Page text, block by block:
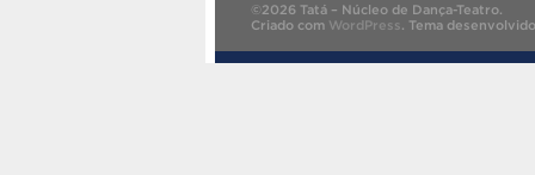
©2026 Tatá – Núcleo de Dança-Teatro.
Criado com WordPress. Tema